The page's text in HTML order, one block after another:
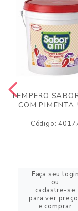
TEMPERO
COM PIMENTA
Código:
Faça seu login
ou
cadastre-se
para ver
e comprar